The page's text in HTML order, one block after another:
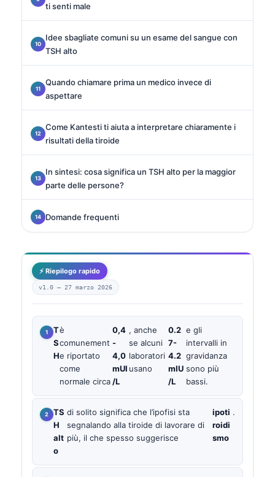
ti senti male
Idee sbagliate comuni su un esame del sangue con
TSH alto
Quando chiamare prima un medico invece di
aspettare
Come Kantesti ti aiuta a interpretare chiaramente i
risultati della tiroide
In sintesi: cosa significa un TSH alto per la maggior
parte delle persone?
Domande frequenti
⚡ Riepilogo rapido
v1.0 — 27 marzo 2026
T
S
H
è
comunement
e riportato
come
normale circa
0,4
-
4,0
mUI
/L
, anche
se alcuni
laboratori
usano
0.2
7-
4.2
mIU
/L
e gli
intervalli in
gravidanza
sono più
bassi.
TS
H
alt
o
di solito significa che l’ipofisi sta
segnalando alla tiroide di lavorare di
più, il che spesso suggerisce
ipoti
roidi
smo
.